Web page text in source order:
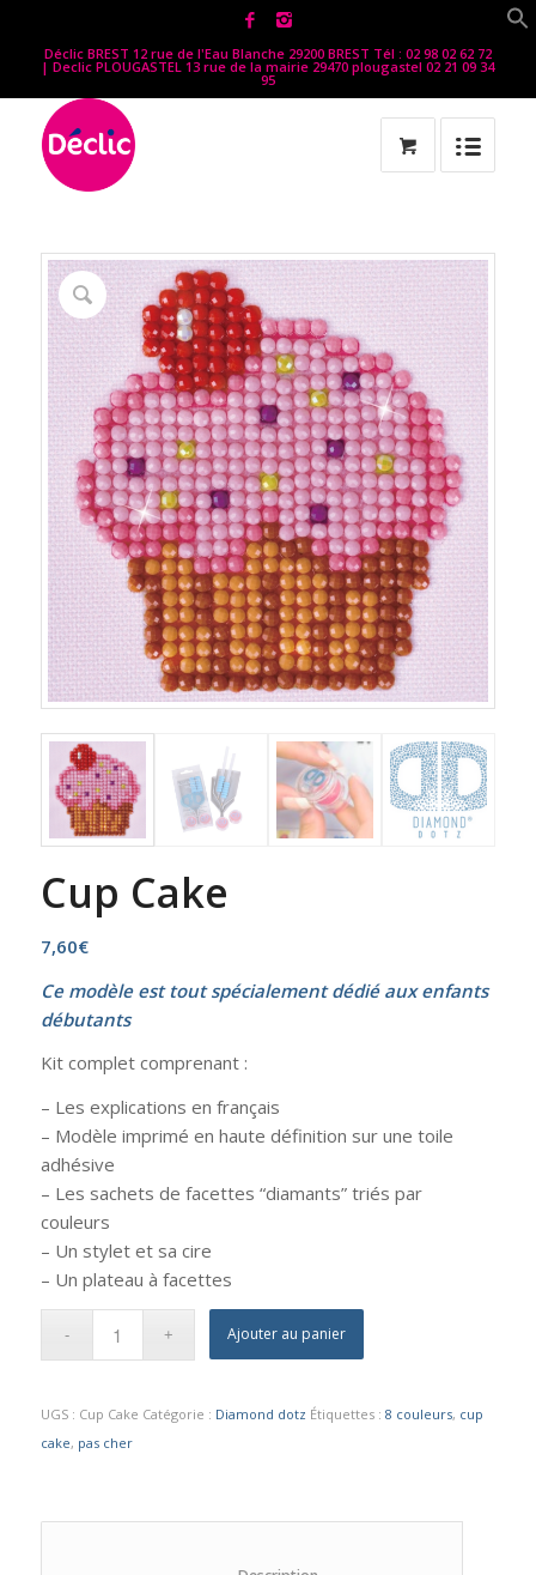
Déclic BREST 12 rue de l'Eau Blanche 29200 BREST Tél : 02 98 02 62 72
| Declic PLOUGASTEL 13 rue de la mairie 29470 plougastel 02 21 09 34
95
Cup Cake
7,60€
Ce modèle est tout spécialement dédié aux enfants
débutants
Kit complet comprenant :
– Les explications en français
– Modèle imprimé en haute définition sur une toile
adhésive
– Les sachets de facettes “diamants” triés par
couleurs
– Un stylet et sa cire
– Un plateau à facettes
Ajouter au panier
UGS : Cup Cake Catégorie : Diamond dotz Étiquettes : 8 couleurs, cup
cake, pas cher